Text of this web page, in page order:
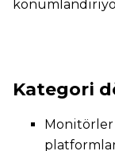
Kategori
Monitörler